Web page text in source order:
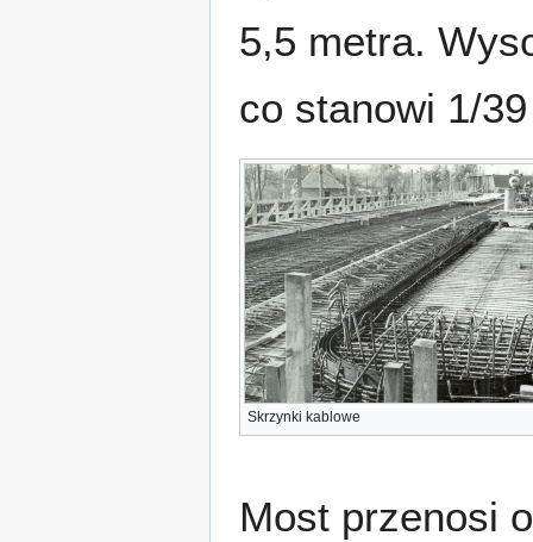
5,5 metra.
co stanowi 1/
Skrzynki kablowe
Most przenosi